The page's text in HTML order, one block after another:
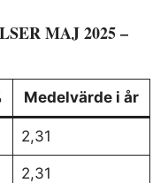
MAJ 2025 –
Medelvärde i år
2,31
2,31